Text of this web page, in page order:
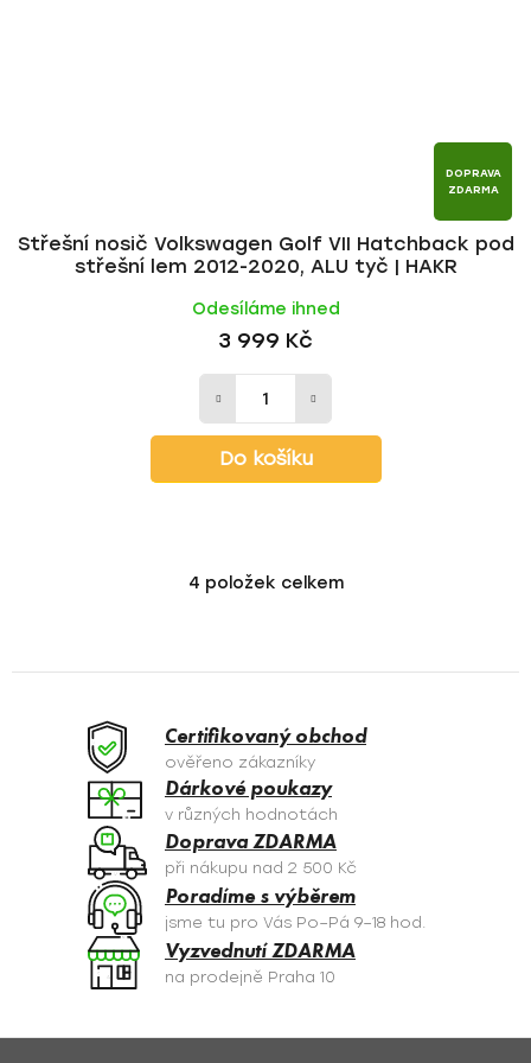
DOPRAVA
ZDARMA
Střešní nosič Volkswagen Golf VII Hatchback pod
střešní lem 2012-2020, ALU tyč | HAKR
Odesíláme ihned
3 999 Kč
Do košíku
O
á
c
í
p
r
v
k
y
v
ý
p
s
4 položek celkem
Certifikovaný obchod
ověřeno zákazníky
Dárkové poukazy
v různých hodnotách
Doprava ZDARMA
při nákupu nad 2 500 Kč
Poradíme s výběrem
jsme tu pro Vás Po–Pá 9–18 hod.
Vyzvednutí ZDARMA
na prodejně Praha 10